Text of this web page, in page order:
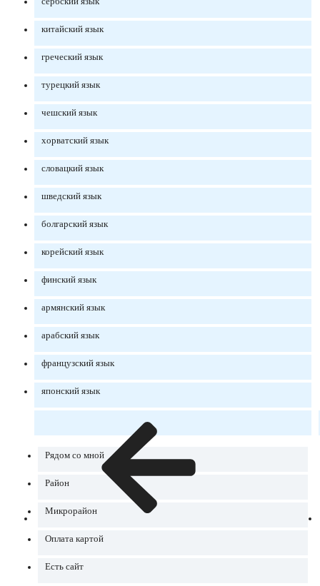
китайский язык
греческий язык
турецкий язык
чешский язык
хорватский язык
словацкий язык
шведский язык
болгарский язык
корейский язык
финский язык
армянский язык
арабский язык
французский язык
японский язык
Рядом со мной
Район
Микрорайон
Оплата картой
Есть сайт